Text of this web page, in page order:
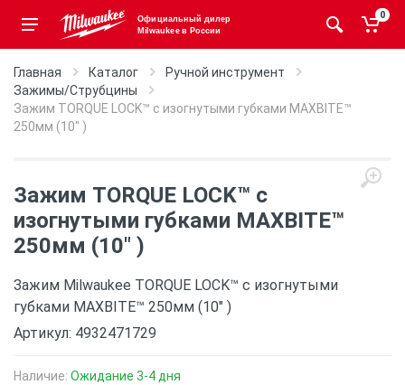
Официальный дилер
Milwaukee в России
0
Главная Каталог
Ручной инструмент
Зажимы/Струбцины
Зажим TORQUE LOCK™ с изогнутыми губками MAXBITE™
250мм (10" )
Зажим TORQUE LOCK™ с
изогнутыми губками MAXBITE™
250мм (10" )
Зажим Milwaukee TORQUE LOCK™ с изогнутыми
губками MAXBITE™ 250мм (10" )
Артикул: 4932471729
Наличие: Ожидание 3-4 дня